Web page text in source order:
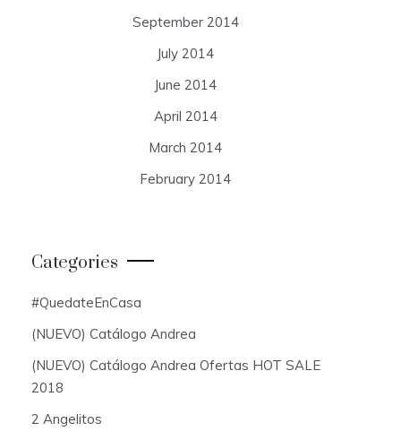
September 2014
July 2014
June 2014
April 2014
March 2014
February 2014
Categories
#QuedateEnCasa
(NUEVO) Catálogo Andrea
(NUEVO) Catálogo Andrea Ofertas HOT SALE
2018
2 Angelitos